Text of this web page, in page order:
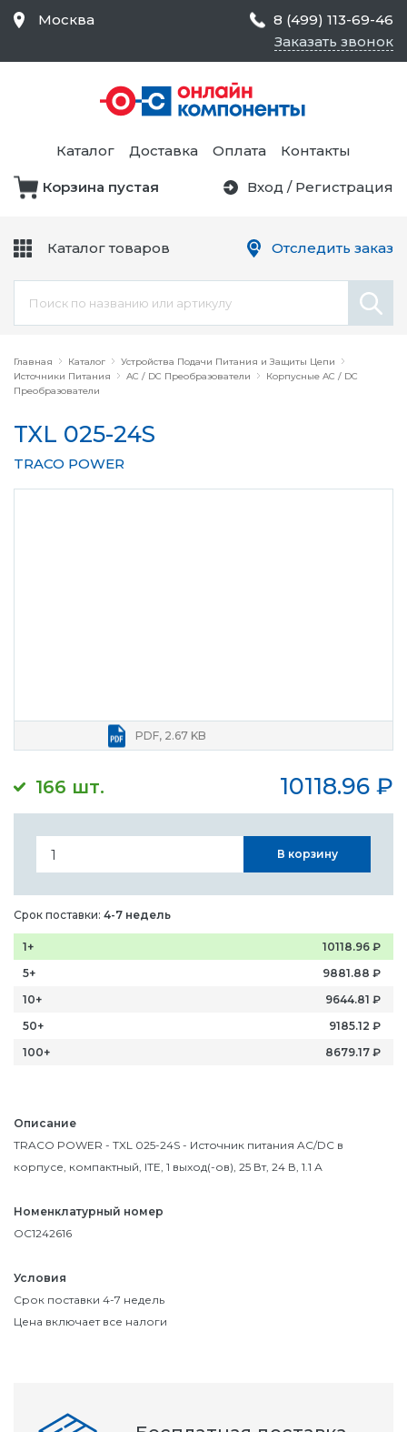
Главная Каталог
Устройства Подачи Питания и Защиты Цепи
Источники Питания
AC / DC Преобразователи
Корпусные AC / DC
Преобразователи
TXL 025-24S
TRACO POWER
166 шт. 10118.96 ₽
PDF, 2.67 KB
Описание
TRACO POWER - TXL 025-24S - Источник питания AC/DC в
корпусе, компактный, ITE, 1 выход(-ов), 25 Вт, 24 В, 1.1 А
Номенклатурный номер
OC1242616
Условия
Срок поставки 4-7 недель
Цена включает все налоги
В корзину
Срок поставки: 4-7 недель
1+ 10118.96 ₽
5+
9881.88 ₽
10+
9644.81 ₽
50+
9185.12 ₽
100+
8679.17 ₽
Москва
8 (499) 113-69-46
Заказать звонок
Каталог Доставка Оплата Контакты
Корзина пустая Вход / Регистрация
Каталог товаров
Средства Контроля
Статического
Электричества и
Безопасности,
Товары для Чистых
Цепи
Оборудование
Отследить заказ